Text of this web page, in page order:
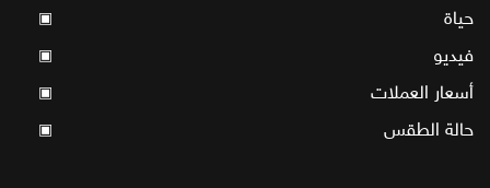
حياة ▣
فيديو ▣
أسعار العملات ▣
حالة الطقس ▣